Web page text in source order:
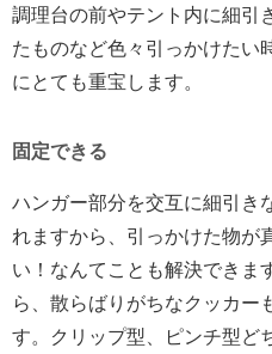
調理台の前やテント内に細引
たものなど色々引っかけたい
にとても重宝します。
固定できる
ハンガー部分を交互に細引き
れますから、引っかけた物が
い！なんてことも解決できま
ら、散らばりがちなクッカー
す。クリップ型、ピンチ型ど